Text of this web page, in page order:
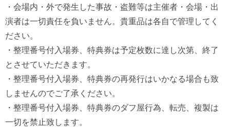
・会場内・外で発生した事故・盗難等は主催者・会場・出
演者は一切責任を負いません。貴重品は各自で管理してく
ださい。
・整理番号付入場券、特典券は予定枚数に達し次第、終了
とさせていただきます。
・整理番号付入場券、特典券の再発行はいかなる場合も致
しませんのでご了承ください。
・整理番号付入場券、特典券のダフ屋行為、転売、複製は
一切を禁止致します。